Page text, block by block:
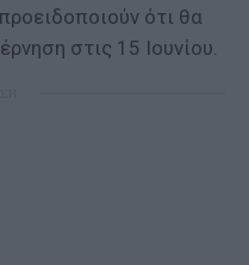
ότι θα
στις 15 Ιουνίου.